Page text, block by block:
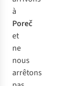
à
Poreč
et
ne
nous
arrêtons